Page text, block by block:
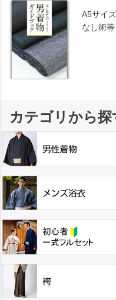
A5サイ
なし術
カテゴリから探